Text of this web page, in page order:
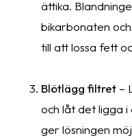
ättika.
bikarbonaten
till att lossa fett
Blötlägg filtret –
och låt det ligga i
ger lösningen